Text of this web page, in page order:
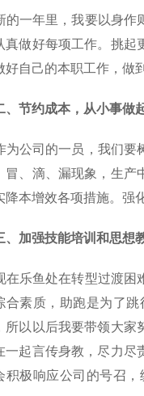
一年里，我要以身作
真做好每项工作。挑起
好自己的本职工作，做
节约成本，从小事做
公司的一员，我们要
冒、滴、漏现象，生产
降本增效各项措施。强
加强技能培训和思想
乐鱼处在转型过渡困
合素质，助跑是为了
所以以后我要带领大家
一起言传身教，尽力尽
积极响应公司的号召